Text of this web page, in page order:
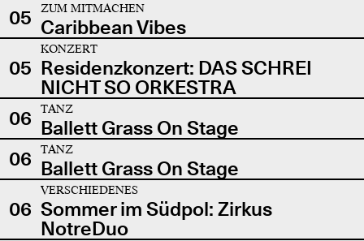
05
ZUM MITMACHEN
Caribbean Vibes
05
KONZERT
Residenzkonzert: DAS SCHREI
NICHT SO ORKESTRA
06
TANZ
Ballett Grass On Stage
06
TANZ
Ballett Grass On Stage
06
VERSCHIEDENES
Sommer im Südpol: Zirkus
NotreDuo